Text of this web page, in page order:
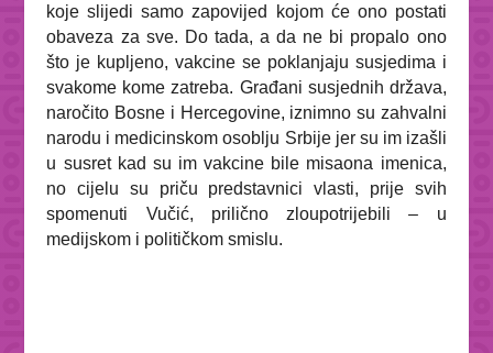
koje slijedi samo zapovijed kojom će ono postati
obaveza za sve. Do tada, a da ne bi propalo ono
što je kupljeno, vakcine se poklanjaju susjedima i
svakome kome zatreba. Građani susjednih država,
naročito Bosne i Hercegovine, iznimno su zahvalni
narodu i medicinskom osoblju Srbije jer su im izašli
u susret kad su im vakcine bile misaona imenica,
no cijelu su priču predstavnici vlasti, prije svih
spomenuti Vučić, prilično zloupotrijebili – u
medijskom i političkom smislu.